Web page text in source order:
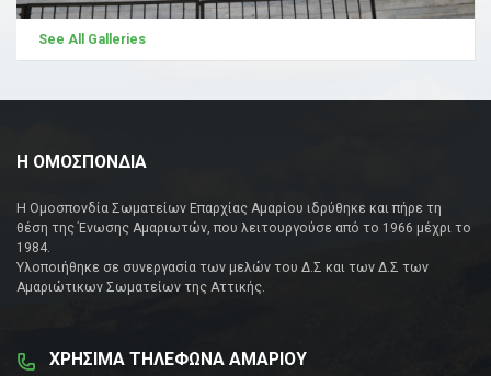
See All Galleries
Η ΟΜΟΣΠΟΝΔΙΑ
Η Ομοσπονδία Σωματείων Επαρχίας Αμαρίου ιδρύθηκε και πήρε τη
θέση της Ένωσης Αμαριωτών, που λειτουργούσε από το 1966 μέχρι το
1984.
Υλοποιήθηκε σε συνεργασία των μελών του Δ.Σ και των Δ.Σ των
Αμαριώτικων Σωματείων της Αττικής.
ΧΡΗΣΙΜΑ ΤΗΛΕΦΩΝΑ ΑΜΑΡΙΟΥ